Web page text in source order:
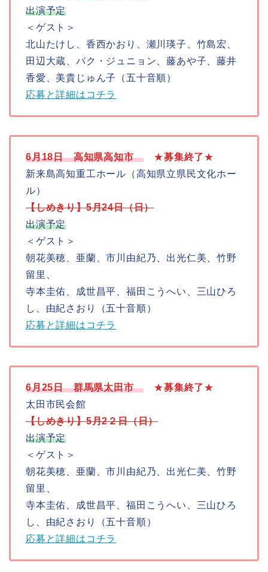
出演予定
＜ゲスト＞
北山たけし、香西かおり、瀬川瑛子、竹島宏、
田辺大蔵、パク・ジュニョン、藤あや子、藤井
香愛、美貴じゅん子（五十音順）
応募と詳細はコチラ
6月18日 高知県高知市 ★募集終了★
新来島高知重工ホール（高知県立県民文化ホー
ル）
【しめきり】5月24日（日）
出演予定
＜ゲスト＞
朝花美穂、亜蘭、市川由紀乃、出光仁美、竹野
留里、
寺本圭佑、成世昌平、福田こうへい、三山ひろ
し、由紀さおり（五十音順）
応募と詳細はコチラ
6月25日 群馬県太田市 ★募集終了★
太田市民会館
【しめきり】5月2２日（日）
出演予定
＜ゲスト＞
朝花美穂、亜蘭、市川由紀乃、出光仁美、竹野
留里、
寺本圭佑、成世昌平、福田こうへい、三山ひろ
し、由紀さおり（五十音順）
応募と詳細はコチラ